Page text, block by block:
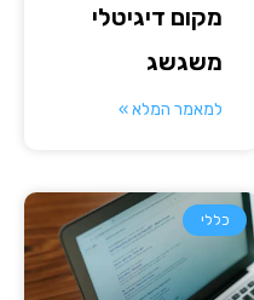
מקום דיגיטלי
משגשג
למאמר המלא »
כללי